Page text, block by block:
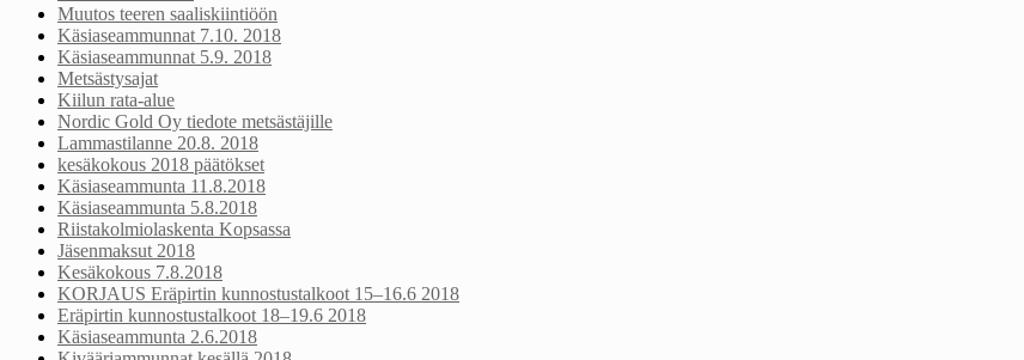
Muutos teeren saaliskiintiöön
Käsiaseammunnat 7.10. 2018
Käsiaseammunnat 5.9. 2018
Metsästysajat
Kiilun rata-alue
Nordic Gold Oy tiedote metsästäjille
Lammastilanne 20.8. 2018
kesäkokous 2018 päätökset
Käsiaseammunta 11.8.2018
Käsiaseammunta 5.8.2018
Riistakolmiolaskenta Kopsassa
Jäsenmaksut 2018
Kesäkokous 7.8.2018
KORJAUS Eräpirtin kunnostustalkoot 15–16.6 2018
Eräpirtin kunnostustalkoot 18–19.6 2018
Käsiaseammunta 2.6.2018